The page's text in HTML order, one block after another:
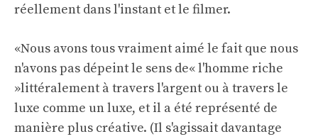
réellement dans l'instant et le filmer.
«Nous avons tous vraiment aimé le fait que nous
n'avons pas dépeint le sens de« l'homme riche
»littéralement à travers l'argent ou à travers le
luxe comme un luxe, et il a été représenté de
manière plus créative. (Il s'agissait davantage